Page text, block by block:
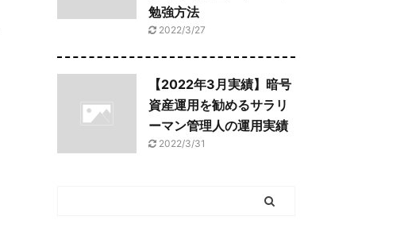
勉強方法
2022/3/27
【2022年3月実績】暗号
資産運用を勧めるサラリ
ーマン管理人の運用実績
2022/3/31